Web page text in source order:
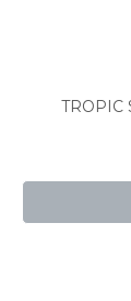
TROPIC